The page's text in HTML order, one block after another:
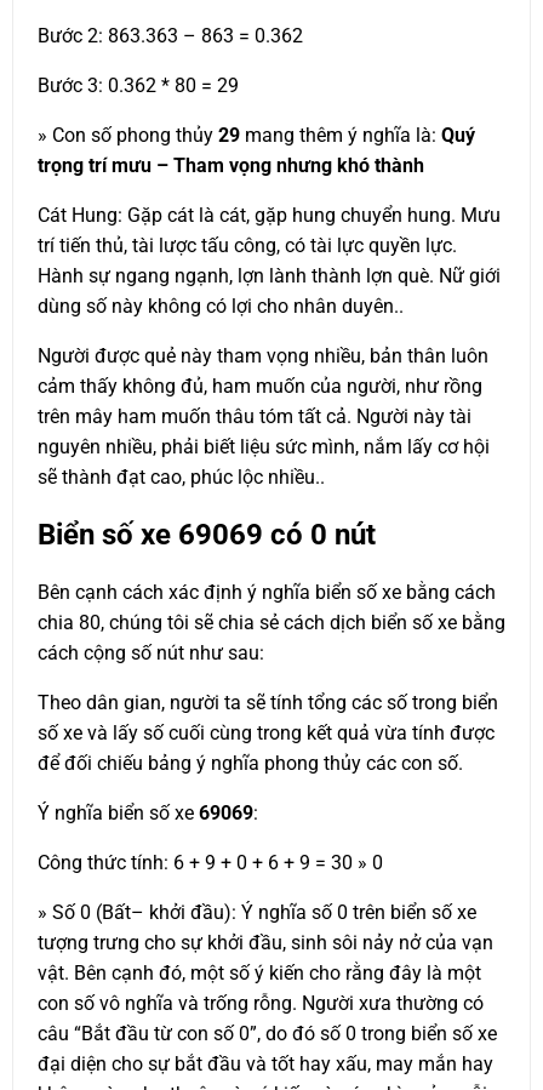
Bước 2: 863.363 – 863 = 0.362
Bước 3: 0.362 * 80 = 29
» Con số phong thủy 29 mang thêm ý nghĩa là: Quý
trọng trí mưu – Tham vọng nhưng khó thành
Cát Hung: Gặp cát là cát, gặp hung chuyển hung. Mưu
trí tiến thủ, tài lược tấu công, có tài lực quyền lực.
Hành sự ngang ngạnh, lợn lành thành lợn què. Nữ giới
dùng số này không có lợi cho nhân duyên..
Người được quẻ này tham vọng nhiều, bản thân luôn
cảm thấy không đủ, ham muốn của người, như rồng
trên mây ham muốn thâu tóm tất cả. Người này tài
nguyên nhiều, phải biết liệu sức mình, nắm lấy cơ hội
sẽ thành đạt cao, phúc lộc nhiều..
Biển số xe 69069 có 0 nút
Bên cạnh cách xác định ý nghĩa biển số xe bằng cách
chia 80, chúng tôi sẽ chia sẻ cách dịch biển số xe bằng
cách cộng số nút như sau:
Theo dân gian, người ta sẽ tính tổng các số trong biển
số xe và lấy số cuối cùng trong kết quả vừa tính được
để đối chiếu bảng ý nghĩa phong thủy các con số.
Ý nghĩa biển số xe 69069:
Công thức tính: 6 + 9 + 0 + 6 + 9 = 30 » 0
» Số 0 (Bất– khởi đầu): Ý nghĩa số 0 trên biển số xe
tượng trưng cho sự khởi đầu, sinh sôi nảy nở của vạn
vật. Bên cạnh đó, một số ý kiến cho rằng đây là một
con số vô nghĩa và trống rỗng. Người xưa thường có
câu “Bắt đầu từ con số 0”, do đó số 0 trong biển số xe
đại diện cho sự bắt đầu và tốt hay xấu, may mắn hay